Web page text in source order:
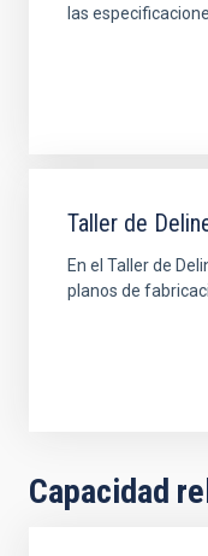
las
Taller de
En el Taller de
planos de
Capacidad